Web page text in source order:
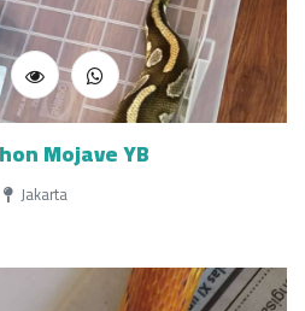
Mojave YB
Jakarta